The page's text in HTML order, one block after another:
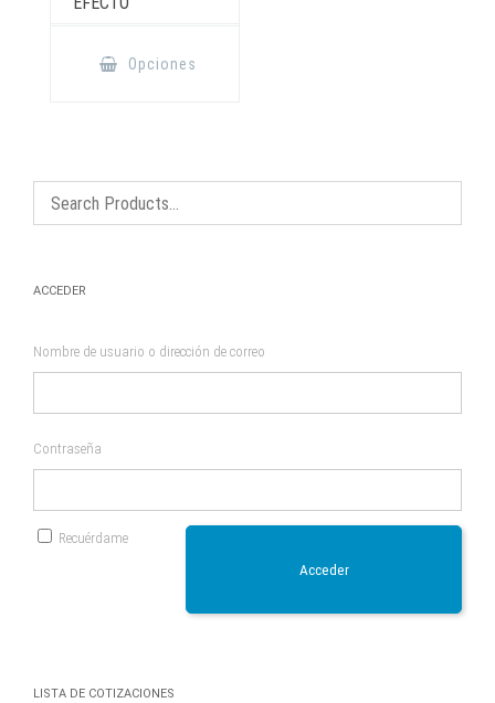
Opciones
elegir
página
ACCEDER
Nombre de usuario o dirección de correo
Contraseña
Recuérdame
Acceder
LISTA DE COTIZACIONES